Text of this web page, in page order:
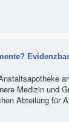
Medizin und
Abteilung für